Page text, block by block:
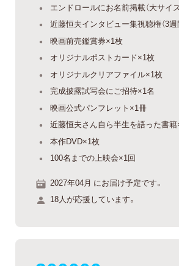
エンドロールにお名前掲載（大サイ
近藤恒夫インタビュー集視聴権（3週
映画前売鑑賞券×1枚
オリジナルポストカード×1枚
オリジナルクリアファイル×1枚
完成披露試写会にご招待×1名
映画公式パンフレット×1冊
近藤恒夫さん自ら半生を語った書
本作DVD×1枚
100名までの上映会×1回
2027年04月 にお届け予定です。
18人が応援しています。